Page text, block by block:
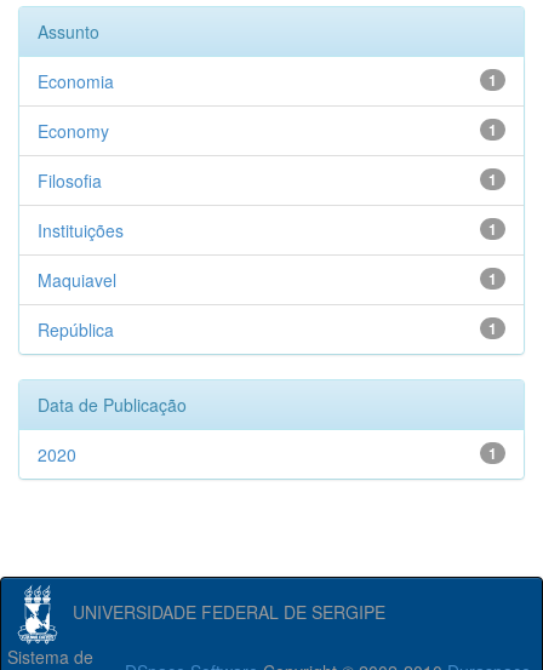
Assunto
1
Economia
1
Economy
1
Filosofia
1
Instituições
1
Maquiavel
1
República
Data de Publicação
1
2020
UNIVERSIDADE FEDERAL DE SERGIPE
Sistema de